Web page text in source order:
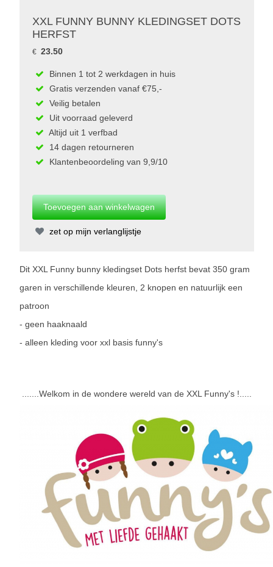
XXL FUNNY BUNNY KLEDINGSET DOTS
HERFST
€ 23.50
Binnen 1 tot 2 werkdagen in huis
Gratis verzenden vanaf €75,-
Veilig betalen
Uit voorraad geleverd
Altijd uit 1 verfbad
14 dagen retourneren
Klantenbeoordeling van 9,9/10
zet op mijn verlanglijstje
Dit XXL Funny bunny kledingset Dots herfst bevat 350 gram
garen in verschillende kleuren, 2 knopen en natuurlijk een
patroon
- geen haaknaald
- alleen kleding voor xxl basis funny's
.......Welkom in de wondere wereld van de XXL Funny's !.....